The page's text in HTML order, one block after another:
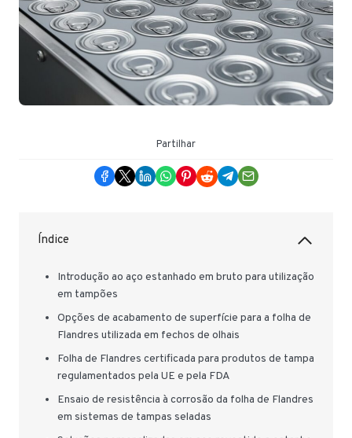
Partilhar
Índice
Introdução ao aço estanhado em bruto para utilização
em tampões
Opções de acabamento de superfície para a folha de
Flandres utilizada em fechos de olhais
Folha de Flandres certificada para produtos de tampa
regulamentados pela UE e pela FDA
Ensaio de resistência à corrosão da folha de Flandres
em sistemas de tampas seladas